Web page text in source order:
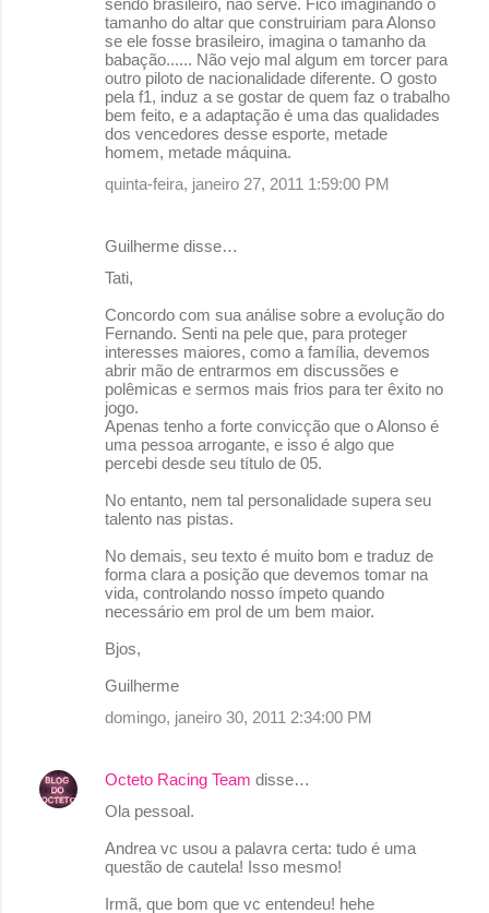
tamanho do altar que construiriam para Alonso
se ele fosse brasileiro, imagina o tamanho da
babação...... Não vejo mal algum em torcer para
outro piloto de nacionalidade diferente. O gosto
pela f1, induz a se gostar de quem faz o trabalho
bem feito, e a adaptação é uma das qualidades
dos vencedores desse esporte, metade
homem, metade máquina.
quinta-feira, janeiro 27, 2011 1:59:00 PM
Guilherme disse…
Tati,
Concordo com sua análise sobre a evolução do
Fernando. Senti na pele que, para proteger
interesses maiores, como a família, devemos
abrir mão de entrarmos em discussões e
polêmicas e sermos mais frios para ter êxito no
jogo.
Apenas tenho a forte convicção que o Alonso é
uma pessoa arrogante, e isso é algo que
percebi desde seu título de 05.
No entanto, nem tal personalidade supera seu
talento nas pistas.
No demais, seu texto é muito bom e traduz de
forma clara a posição que devemos tomar na
vida, controlando nosso ímpeto quando
necessário em prol de um bem maior.
Bjos,
Guilherme
domingo, janeiro 30, 2011 2:34:00 PM
Octeto Racing Team disse…
Ola pessoal.
Andrea vc usou a palavra certa: tudo é uma
questão de cautela! Isso mesmo!
Irmã, que bom que vc entendeu! hehe